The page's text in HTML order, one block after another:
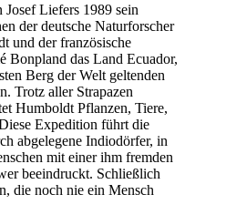
Liefers 1989 sein
der deutsche Naturforscher
und der französische
Bonpland das Land Ecuador,
Berg der Welt geltenden
Trotz aller Strapazen
Humboldt Pflanzen, Tiere,
Expedition führt die
abgelegene Indiodörfer, in
mit einer ihm fremden
beeindruckt. Schließlich
die noch nie ein Mensch